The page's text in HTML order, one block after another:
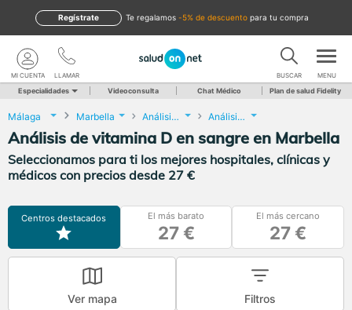
te regalamos -5% de descuento para tu compra
Regístrate
LLAMAR
MI CUENTA BUSCAR MENU
Especialidades Videoconsulta Chat Médico Plan de salud Fidelity
Málaga Marbella Análisis Clínicos Análisis de vitamina D en sangre
Análisis de vitamina D en sangre en Marbella
Seleccionamos para ti los mejores hospitales, clínicas y
médicos con precios desde 27 €
Centros destacados El más barato
27 €
El más cercano
27 €
Ver mapa Filtros